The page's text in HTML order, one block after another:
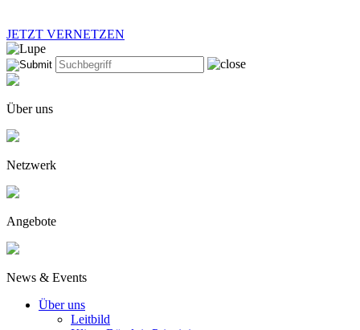
JETZT VERNETZEN
Über uns
Netzwerk
Angebote
News & Events
Über uns
Leitbild